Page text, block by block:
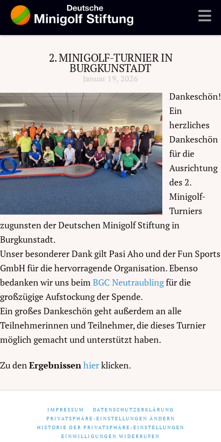
2. MINIGOLF-TURNIER IN
BURGKUNSTADT
Januar 19, 2026
Dankeschön!
Ein
herzliches
Dankeschön
für die
Ausrichtung
des 2.
Minigolf-
Turniers
zugunsten der Deutschen Minigolf Stiftung in
Burgkunstadt.
Unser besonderer Dank gilt Pasi Aho und der Fun Sports
GmbH für die hervorragende Organisation. Ebenso
bedanken wir uns beim BGC Neutraublingfür die
großzügige Aufstockung der Spende.
Ein großes Dankeschön geht außerdem an alle
Teilnehmerinnen und Teilnehmer, die dieses Turnier
möglich gemacht und unterstützt haben.
Zu denErgebnissenhierklicken.
IMPRESSUM
DATENSCHUTZERKLÄRUNG
PRIVATSPHÄRE-EINSTELLUNGEN ÄNDERN
HISTORIE DER PRIVATSPHÄRE-EINSTELLUNGEN
EINWILLIGUNGEN WIDERRUFEN